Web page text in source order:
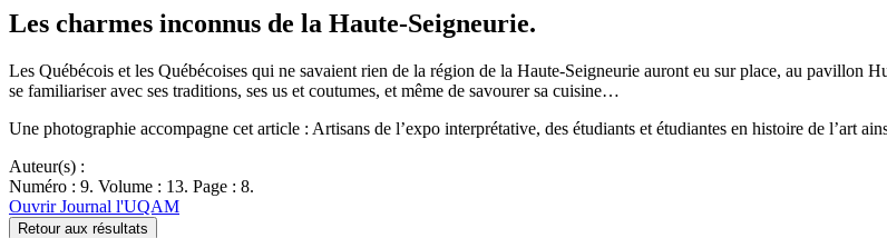
Les charmes inconnus de la Haute-Seigneurie.
Les Québécois et les Québécoises qui ne savaient rien de la région de la Haute-Seigneurie auront eu sur place, au pavillon
se familiariser avec ses traditions, ses us et coutumes, et même de savourer sa cuisine…
Une photographie accompagne cet article : Artisans de l’expo interprétative, des étudiants et étudiantes en histoire de l’art
Auteur(s) :
Numéro : 9. Volume : 13. Page : 8.
Ouvrir Journal l'UQAM
Retour aux résultats